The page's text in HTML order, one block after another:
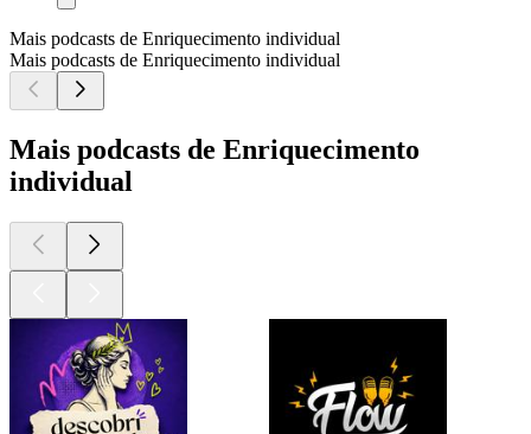
Mais podcasts de Enriquecimento individual
Mais podcasts de Enriquecimento individual
Mais podcasts de Enriquecimento
individual